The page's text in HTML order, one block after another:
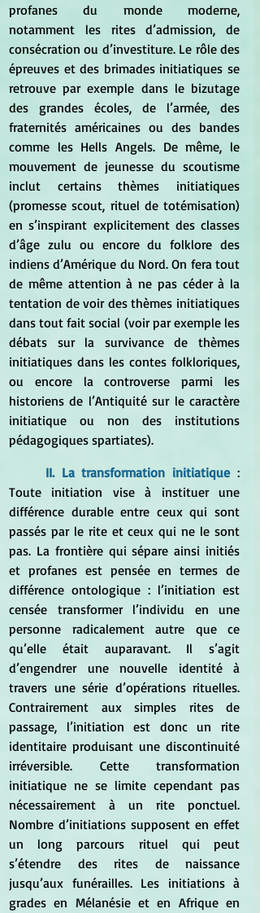
profanes du monde moderne,
notamment les rites d’admission, de
consécration ou d’investiture. Le rôle des
épreuves et des brimades initiatiques se
retrouve par exemple dans le bizutage
des grandes écoles, de l’armée, des
fraternités américaines ou des bandes
comme les Hells Angels. De même, le
mouvement de jeunesse du scoutisme
inclut certains thèmes initiatiques
(promesse scout, rituel de totémisation)
en s’inspirant explicitement des classes
d’âge zulu ou encore du folklore des
indiens d’Amérique du Nord. On fera tout
de même attention à ne pas céder à la
tentation de voir des thèmes initiatiques
dans tout fait social (voir par exemple les
débats sur la survivance de thèmes
initiatiques dans les contes folkloriques,
ou encore la controverse parmi les
historiens de l’Antiquité sur le caractère
initiatique ou non des institutions
pédagogiques spartiates).
II. La transformation initiatique :
Toute initiation vise à instituer une
différence durable entre ceux qui sont
passés par le rite et ceux qui ne le sont
pas. La frontière qui sépare ainsi initiés
et profanes est pensée en termes de
différence ontologique : l’initiation est
censée transformer l’individu en une
personne radicalement autre que ce
qu’elle était auparavant. Il s’agit
d’engendrer une nouvelle identité à
travers une série d’opérations rituelles.
Contrairement aux simples rites de
passage, l’initiation est donc un rite
identitaire produisant une discontinuité
irréversible. Cette transformation
initiatique ne se limite cependant pas
nécessairement à un rite ponctuel.
Nombre d’initiations supposent en effet
un long parcours rituel qui peut
s’étendre des rites de naissance
jusqu’aux funérailles. Les initiations à
grades en Mélanésie et en Afrique en